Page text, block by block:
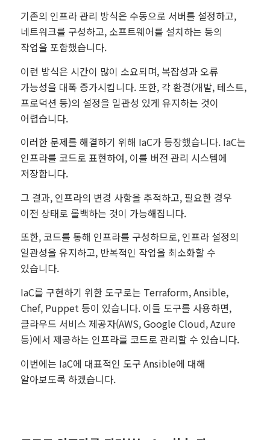
기존의 인프라 관리 방식은 수동으로 서버를 설정하고,
네트워크를 구성하고, 소프트웨어를 설치하는 등의
작업을 포함했습니다.
이런 방식은 시간이 많이 소요되며, 복잡성과 오류
가능성을 대폭 증가시킵니다. 또한, 각 환경(개발, 테스트,
프로덕션 등)의 설정을 일관성 있게 유지하는 것이
어렵습니다.
이러한 문제를 해결하기 위해 IaC가 등장했습니다. IaC는
인프라를 코드로 표현하여, 이를 버전 관리 시스템에
저장합니다.
그 결과, 인프라의 변경 사항을 추적하고, 필요한 경우
이전 상태로 롤백하는 것이 가능해집니다.
또한, 코드를 통해 인프라를 구성하므로, 인프라 설정의
일관성을 유지하고, 반복적인 작업을 최소화할 수
있습니다.
IaC를 구현하기 위한 도구로는 Terraform, Ansible,
Chef, Puppet 등이 있습니다. 이들 도구를 사용하면,
클라우드 서비스 제공자(AWS, Google Cloud, Azure
등)에서 제공하는 인프라를 코드로 관리할 수 있습니다.
이번에는 IaC에 대표적인 도구 Ansible에 대해
알아보도록 하겠습니다.